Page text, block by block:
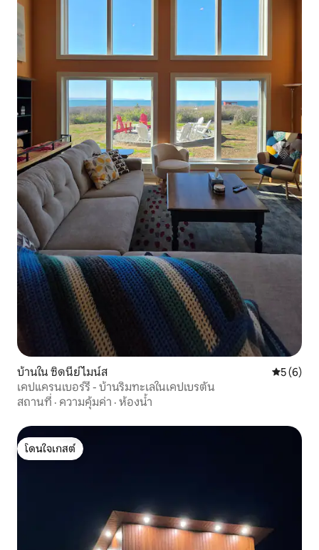
บ้านใน ซิดนีย์ ไมน์ส คะแนนเฉ
5 (6)
เคปแครนเบอร์รี - บ้านริมทะเลในเคปเบรตัน
สถานที่ · ความคุ้มค่า · ห้องน้ำ
โดนใจเกสต์
โดนใจเกสต์